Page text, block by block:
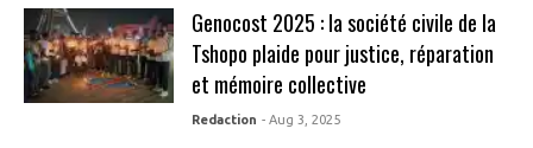
Genocost 2025 : la société civile de la
Tshopo plaide pour justice, réparation
et mémoire collective
Redaction - Aug 3, 2025